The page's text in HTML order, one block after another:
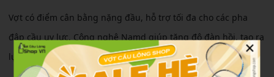
Vợt có điểm cân bằng nặng đầu, hỗ trợ tối đa cho các pha
đập cầu uy lực. Công nghệ Namd giúp tăng độ đàn hồi, tạo ra
lực đánh mạnh hơn mà không tốn quá nhiều sức.
×